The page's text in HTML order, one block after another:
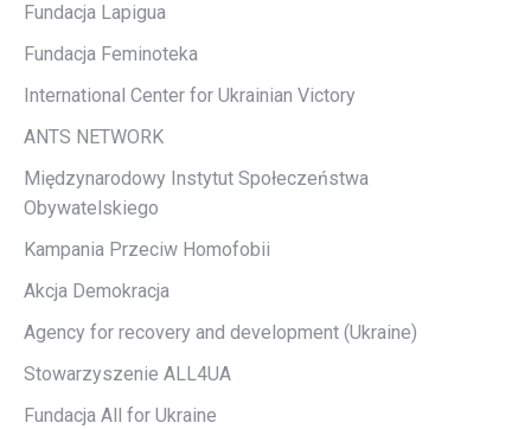
Fundacja Lapigua
Fundacja Feminoteka
International Center for Ukrainian Victory
ANTS NETWORK
Międzynarodowy Instytut Społeczeństwa
Obywatelskiego
Kampania Przeciw Homofobii
Akcja Demokracja
Agency for recovery and development (Ukraine)
Stowarzyszenie ALL4UA
Fundacja All for Ukraine